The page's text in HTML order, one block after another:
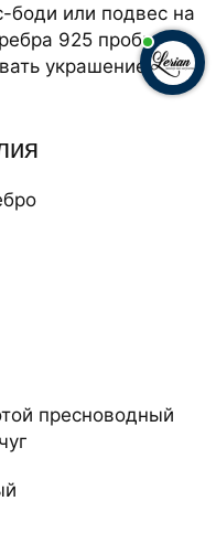
боди или подвес на
925 пробы
украшение и с
пресноводный